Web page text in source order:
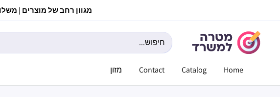
לתוכן
מגוון רחב של מוצרים |
מטרה
למשרד
Home
Catalog
Contact מזון